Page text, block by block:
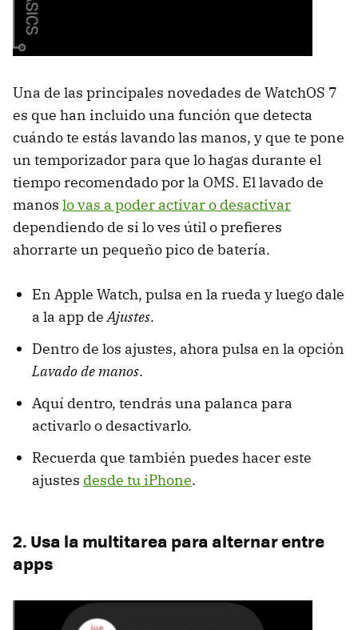
Una de las principales novedades de WatchOS 7
es que han incluido una función que detecta
cuándo te estás lavando las manos, y que te pone
un temporizador para que lo hagas durante el
tiempo recomendado por la OMS. El lavado de
manos lo vas a poder activar o desactivar
dependiendo de si lo ves útil o prefieres
ahorrarte un pequeño pico de batería.
En Apple Watch, pulsa en la rueda y luego dale
a la app deAjustes.
Dentro de los ajustes, ahora pulsa en la opción
Lavado de manos.
Aquí dentro, tendrás una palanca para
activarlo o desactivarlo.
Recuerda que también puedes hacer este
ajustes desde tu iPhone.
2. Usa la multitarea para alternar entre
apps